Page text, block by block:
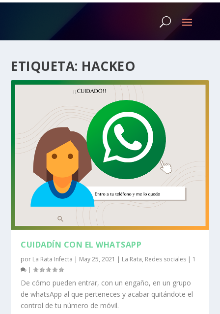
ETIQUETA: HACKEO
CUIDADÍN CON EL WHATSAPP
por La Rata Infecta | May 25, 2021 | La Rata, Redes sociales | 1
|
De cómo pueden entrar, con un engaño, en un grupo
de whatsApp al que perteneces y acabar quitándote el
control de tu número de móvil.